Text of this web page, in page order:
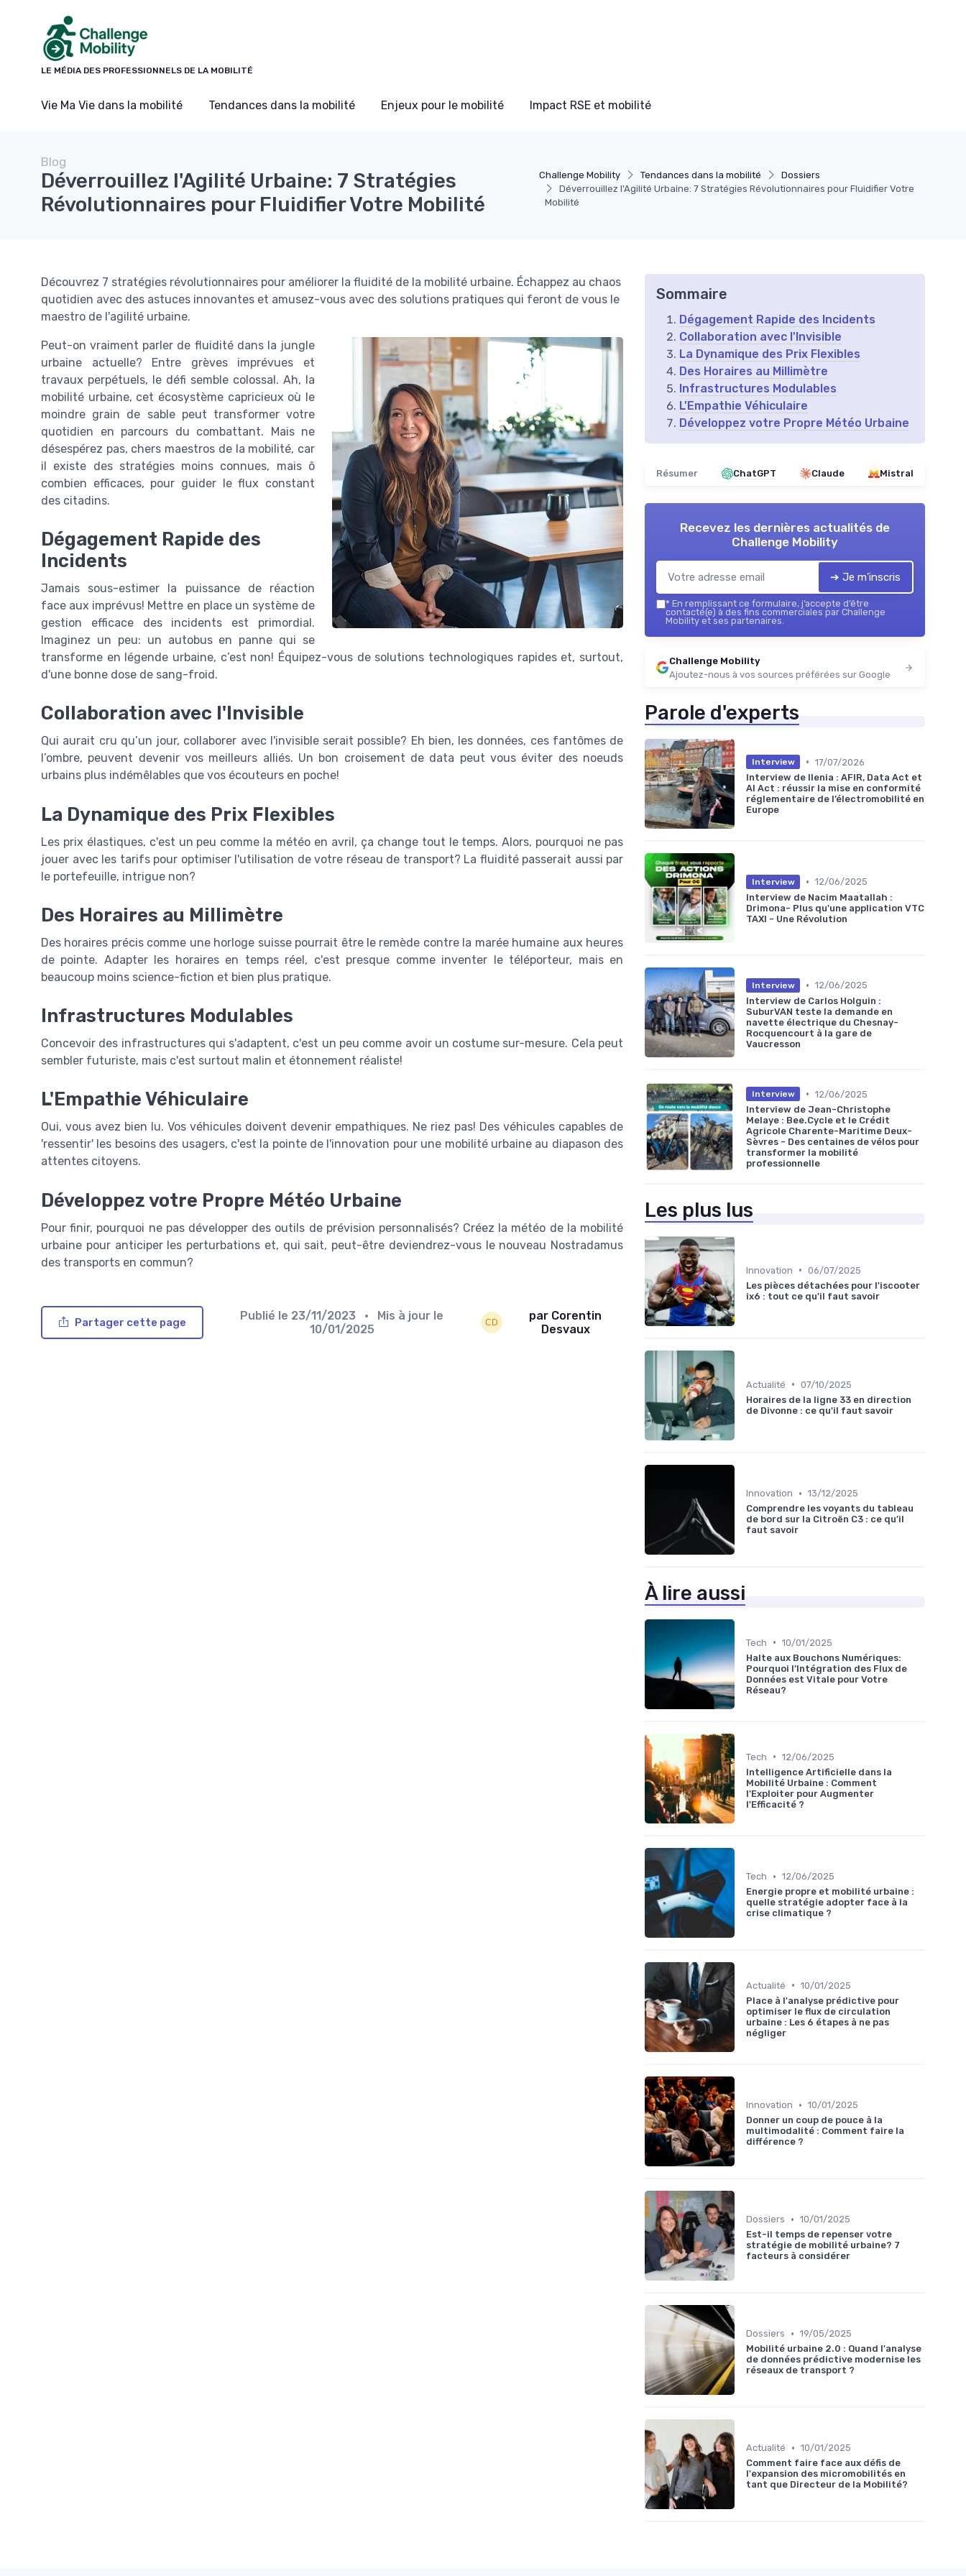
LE MÉDIA DES PROFESSIONNELS DE LA MOBILITÉ
Vie Ma Vie dans la mobilité Tendances dans la mobilité Enjeux pour le mobilité Impact RSE et mobilité
Challenge Mobility Tendances dans la mobilité
Dossiers
Déverrouillez l'Agilité Urbaine: 7 Stratégies Révolutionnaires pour Fluidifier Votre
Mobilité
Blog
Déverrouillez l'Agilité Urbaine: 7 Stratégies
Révolutionnaires pour Fluidifier Votre Mobilité
Découvrez 7 stratégies révolutionnaires pour améliorer la fluidité de la mobilité urbaine. Échappez au chaos
quotidien avec des astuces innovantes et amusez-vous avec des solutions pratiques qui feront de vous le
maestro de l'agilité urbaine.
Peut-on vraiment parler de fluidité dans la jungle
urbaine actuelle? Entre grèves imprévues et
travaux perpétuels, le défi semble colossal. Ah, la
mobilité urbaine, cet écosystème capricieux où le
moindre grain de sable peut transformer votre
quotidien en parcours du combattant. Mais ne
désespérez pas, chers maestros de la mobilité, car
il existe des stratégies moins connues, mais ô
combien efficaces, pour guider le flux constant
des citadins.
Dégagement Rapide des
Incidents
Jamais sous-estimer la puissance de réaction
face aux imprévus! Mettre en place un système de
gestion efficace des incidents est primordial.
Imaginez un peu: un autobus en panne qui se
transforme en légende urbaine, c’est non! Équipez-vous de solutions technologiques rapides et, surtout,
d'une bonne dose de sang-froid.
Collaboration avec l'Invisible
Qui aurait cru qu’un jour, collaborer avec l'invisible serait possible? Eh bien, les données, ces fantômes de
l’ombre, peuvent devenir vos meilleurs alliés. Un bon croisement de data peut vous éviter des noeuds
urbains plus indémêlables que vos écouteurs en poche!
La Dynamique des Prix Flexibles
Les prix élastiques, c'est un peu comme la météo en avril, ça change tout le temps. Alors, pourquoi ne pas
jouer avec les tarifs pour optimiser l'utilisation de votre réseau de transport? La fluidité passerait aussi par
le portefeuille, intrigue non?
Des Horaires au Millimètre
Des horaires précis comme une horloge suisse pourrait être le remède contre la marée humaine aux heures
de pointe. Adapter les horaires en temps réel, c'est presque comme inventer le téléporteur, mais en
beaucoup moins science-fiction et bien plus pratique.
Infrastructures Modulables
Concevoir des infrastructures qui s'adaptent, c'est un peu comme avoir un costume sur-mesure. Cela peut
sembler futuriste, mais c'est surtout malin et étonnement réaliste!
L'Empathie Véhiculaire
Oui, vous avez bien lu. Vos véhicules doivent devenir empathiques. Ne riez pas! Des véhicules capables de
'ressentir' les besoins des usagers, c'est la pointe de l'innovation pour une mobilité urbaine au diapason des
attentes citoyens.
Développez votre Propre Météo Urbaine
Pour finir, pourquoi ne pas développer des outils de prévision personnalisés? Créez la météo de la mobilité
urbaine pour anticiper les perturbations et, qui sait, peut-être deviendrez-vous le nouveau Nostradamus
des transports en commun?
Partager cette page Publié le 23/11/2023
• Mis à jour le
10/01/2025
par Corentin
Desvaux
Sommaire
Dégagement Rapide des Incidents
Collaboration avec l'Invisible
La Dynamique des Prix Flexibles
Des Horaires au Millimètre
Infrastructures Modulables
L'Empathie Véhiculaire
Développez votre Propre Météo Urbaine
Résumer ChatGPT Claude Mistral
Recevez les dernières actualités de
Challenge Mobility
➔ Je m'inscris
* En remplissant ce formulaire, j’accepte d’être
contacté(e) à des fins commerciales par Challenge
Mobility et ses partenaires.
Challenge Mobility
Ajoutez-nous à vos sources préférées sur Google
Parole d'experts
Interview • 17/07/2026
Interview de Ilenia : AFIR, Data Act et
AI Act : réussir la mise en conformité
réglementaire de l’électromobilité en
Europe
Interview • 12/06/2025
Interview de Nacim Maatallah :
Drimona- Plus qu'une application VTC
TAXI - Une Révolution
Interview • 12/06/2025
Interview de Carlos Holguin :
SuburVAN teste la demande en
navette électrique du Chesnay-
Rocquencourt à la gare de
Vaucresson
Interview • 12/06/2025
Interview de Jean-Christophe
Melaye : Bee.Cycle et le Crédit
Agricole Charente-Maritime Deux-
Sèvres - Des centaines de vélos pour
transformer la mobilité
professionnelle
Les plus lus
Innovation • 06/07/2025
Les pièces détachées pour l'iscooter
ix6 : tout ce qu'il faut savoir
Actualité • 07/10/2025
Horaires de la ligne 33 en direction
de Divonne : ce qu'il faut savoir
Innovation • 13/12/2025
Comprendre les voyants du tableau
de bord sur la Citroën C3 : ce qu’il
faut savoir
À lire aussi
Tech • 10/01/2025
Halte aux Bouchons Numériques:
Pourquoi l’Intégration des Flux de
Données est Vitale pour Votre
Réseau?
Tech • 12/06/2025
Intelligence Artificielle dans la
Mobilité Urbaine : Comment
l'Exploiter pour Augmenter
l'Efficacité ?
Tech • 12/06/2025
Energie propre et mobilité urbaine :
quelle stratégie adopter face à la
crise climatique ?
Actualité • 10/01/2025
Place à l'analyse prédictive pour
optimiser le flux de circulation
urbaine : Les 6 étapes à ne pas
négliger
Innovation • 10/01/2025
Donner un coup de pouce à la
multimodalité : Comment faire la
différence ?
Dossiers • 10/01/2025
Est-il temps de repenser votre
stratégie de mobilité urbaine? 7
facteurs à considérer
Dossiers • 19/05/2025
Mobilité urbaine 2.0 : Quand l'analyse
de données prédictive modernise les
réseaux de transport ?
Actualité • 10/01/2025
Comment faire face aux défis de
l'expansion des micromobilités en
tant que Directeur de la Mobilité?